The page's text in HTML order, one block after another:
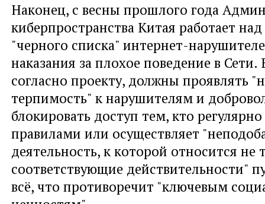
Наконец, с весны прошлого года
киберпространства Китая работает
"черного списка" интернет-
наказания за плохое поведение в Сети.
согласно проекту, должны проявлять
терпимость" к нарушителям и
блокировать доступ тем, кто
правилами или осуществляет
деятельность, к которой относится не
соответствующие действительности"
всё, что противоречит "ключевым